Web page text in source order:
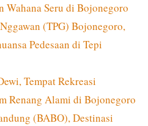
Wahana Seru di Bojonegoro
(TPG) Bojonegoro,
Pedesaan di Tepi
Tempat Rekreasi
Renang Alami di Bojonegoro
(BABO), Destinasi